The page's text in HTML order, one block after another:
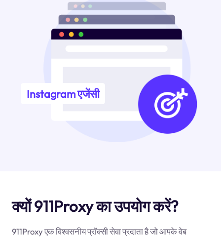
Instagram एजेंसी
क्यों 911Proxy का उपयोग करें?
911Proxy एक विश्वसनीय प्रॉक्सी सेवा प्रदाता है जो आपके वेब